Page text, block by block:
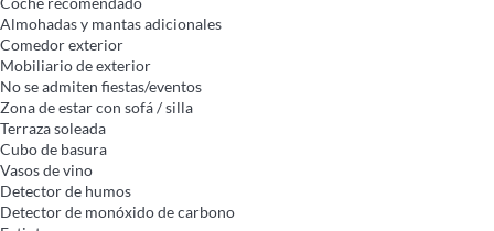
Almohadas y mantas adicionales
Comedor exterior
Mobiliario de exterior
No se admiten fiestas/eventos
Zona de estar con sofá / silla
Terraza soleada
Cubo de basura
Vasos de vino
Detector de humos
Detector de monóxido de carbono